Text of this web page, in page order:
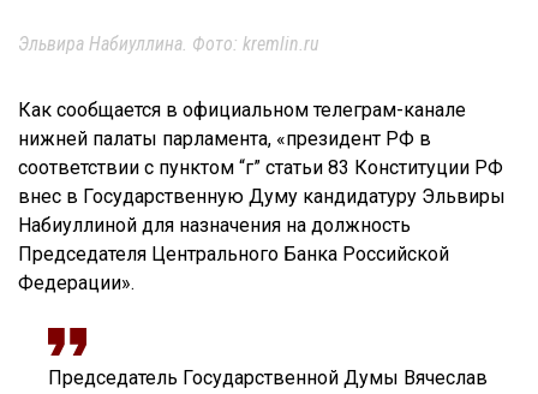
Эльвира Набиуллина. Фото: kremlin.ru
Как сообщается в официальном телеграм-канале
нижней палаты парламента, «президент РФ в
соответствии с пунктом “г” статьи 83 Конституции РФ
внес в Государственную Думу кандидатуру Эльвиры
Набиуллиной для назначения на должность
Председателя Центрального Банка Российской
Федерации».
Председатель Государственной Думы Вячеслав